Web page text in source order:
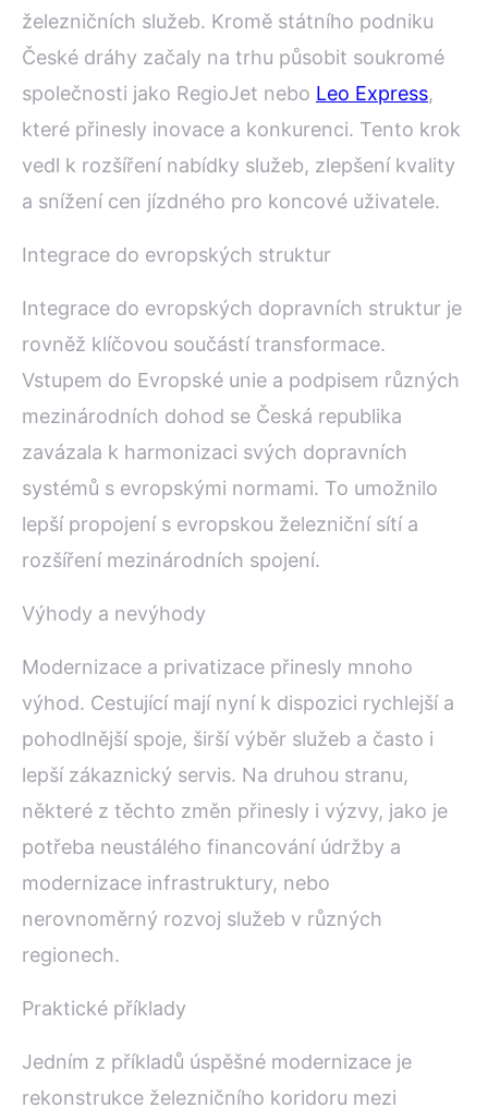
železničních služeb. Kromě státního podniku
České dráhy začaly na trhu působit soukromé
společnosti jako RegioJet nebo Leo Express,
které přinesly inovace a konkurenci. Tento krok
vedl k rozšíření nabídky služeb, zlepšení kvality
a snížení cen jízdného pro koncové uživatele.
Integrace do evropských struktur
Integrace do evropských dopravních struktur je
rovněž klíčovou součástí transformace.
Vstupem do Evropské unie a podpisem různých
mezinárodních dohod se Česká republika
zavázala k harmonizaci svých dopravních
systémů s evropskými normami. To umožnilo
lepší propojení s evropskou železniční sítí a
rozšíření mezinárodních spojení.
Výhody a nevýhody
Modernizace a privatizace přinesly mnoho
výhod. Cestující mají nyní k dispozici rychlejší a
pohodlnější spoje, širší výběr služeb a často i
lepší zákaznický servis. Na druhou stranu,
některé z těchto změn přinesly i výzvy, jako je
potřeba neustálého financování údržby a
modernizace infrastruktury, nebo
nerovnoměrný rozvoj služeb v různých
regionech.
Praktické příklady
Jedním z příkladů úspěšné modernizace je
rekonstrukce železničního koridoru mezi